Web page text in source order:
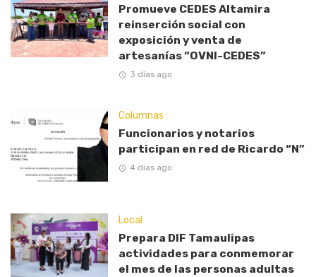
Promueve CEDES Altamira
reinserción social con
exposición y venta de
artesanías “OVNI-CEDES”
3 días ago
Columnas
Funcionarios y notarios
participan en red de Ricardo “N”
4 días ago
Local
Prepara DIF Tamaulipas
actividades para conmemorar
el mes de las personas adultas